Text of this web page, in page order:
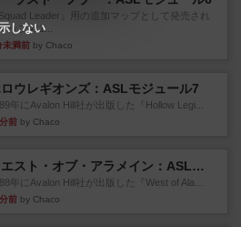
Squad Leader』用の追加マップとして発売され
ップ#11...
未満前 by Chaco
ウレギオンズ：ASLモジュール7
年にAvalon Hill社が出版した『Hollow Legi...
前 by Chaco
ウエスト・オブ・アラメイン：ASLモジュール5
年にAvalon Hill社が出版した『West of Ala...
前 by Chaco
しない